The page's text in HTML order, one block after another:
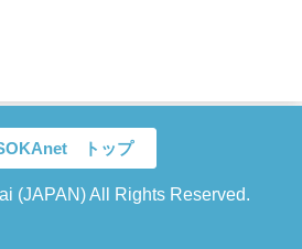
トップ
(JAPAN) All Rights Reserved.